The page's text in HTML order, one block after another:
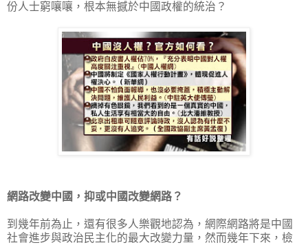
份人士窮嚷嚷，根本無撼於中國政權的統治？
網路改變中國，抑或中國改變網路？
到幾年前為止，還有很多人樂觀地認為，網際網路將是中國
社會進步與政治民主化的最大改變力量，然而幾年下來，檢